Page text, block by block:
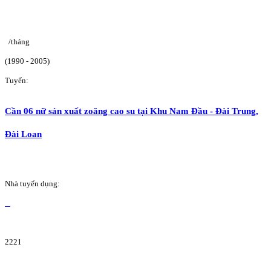
/tháng
(1990 - 2005)
Tuyển:
Cần 06 nữ sản xuất zoăng cao su tại Khu Nam Đầu - Đài Trung,
Đài Loan
Nhà tuyển dụng:
2221